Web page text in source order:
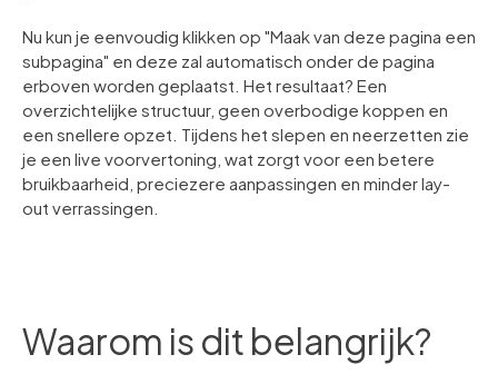
Nu kun je eenvoudig klikken op "Maak van deze pagina een
subpagina" en deze zal automatisch onder de pagina
erboven worden geplaatst. Het resultaat? Een
overzichtelijke structuur, geen overbodige koppen en
een snellere opzet. Tijdens het slepen en neerzetten zie
je een live voorvertoning, wat zorgt voor een betere
bruikbaarheid, preciezere aanpassingen en minder lay-
out verrassingen.
Waarom is dit belangrijk?